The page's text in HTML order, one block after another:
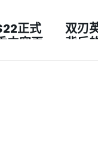
正式
内容更
双刃
背后